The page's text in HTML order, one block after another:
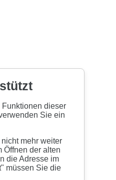
Funktionen dieser
Sie ein
mehr weiter
Öffnen der alten
die Adresse im
müssen Sie die